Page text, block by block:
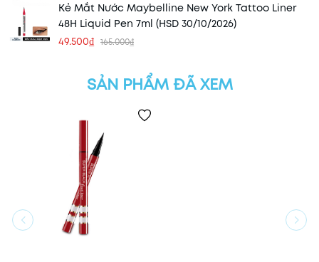
Kẻ Mắt Nước Maybelline New York Tattoo Liner
48H Liquid Pen 7ml (HSD 30/10/2026)
49.500₫ 165.000₫
SẢN PHẨM ĐÃ XEM